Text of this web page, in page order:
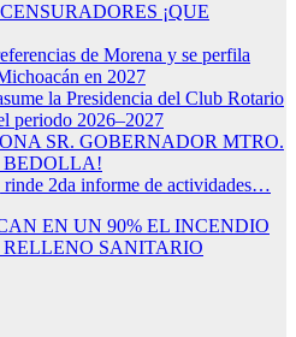
¡QUE
de Morena y se perfila
en 2027
la Presidencia del Club Rotario
periodo 2026–2027
SR. GOBERNADOR MTRO.
BEDOLLA!
2da informe de actividades…
EN UN 90% EL INCENDIO
SANITARIO